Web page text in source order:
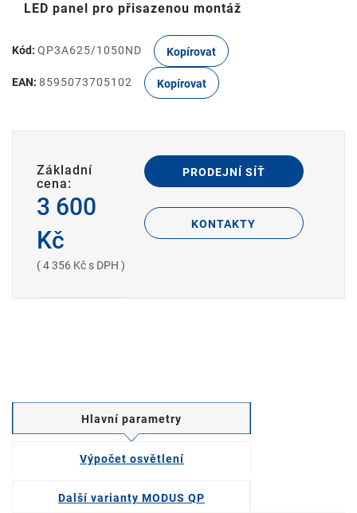
LED panel pro přisazenou montáž
Kód: QP3A625/1050ND Kopírovat
EAN: 8595073705102 Kopírovat
Základní
cena:
3 600
Kč
( 4 356 Kč s DPH )
PRODEJNÍ SÍŤ
KONTAKTY
Hlavní parametry
Výpočet osvětlení
Další varianty MODUS QP